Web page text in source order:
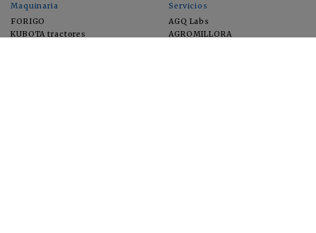
Maquinaria
FORIGO
KUBOTA tractores
Servicios
AGQ Labs
AGROMILLORA